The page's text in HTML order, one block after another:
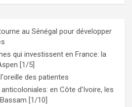
au Sénégal pour développer
qui investissent en France: la
[1/5]
des patientes
en Côte d'Ivoire, les
[1/10]